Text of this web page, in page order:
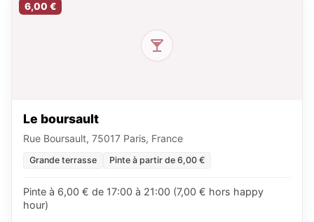
6,00 €
Le boursault
Rue Boursault, 75017 Paris, France
Grande terrasse Pinte à partir de 6,00 €
Pinte à 6,00 € de 17:00 à 21:00 (7,00 € hors happy
hour)